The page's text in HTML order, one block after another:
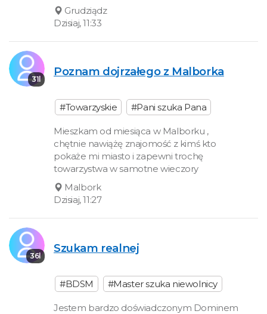
Grudziądz
Dzisiaj, 11:33
31l
Poznam dojrzałego z Malborka
#Towarzyskie #Pani szuka Pana
Mieszkam od miesiąca w Malborku ,
chętnie nawiążę znajomość z kimś kto
pokaże mi miasto i zapewni trochę
towarzystwa w samotne wieczory
Malbork
Dzisiaj, 11:27
36l
Szukam realnej
#BDSM #Master szuka niewolnicy
Jestem bardzo doświadczonym Dominem